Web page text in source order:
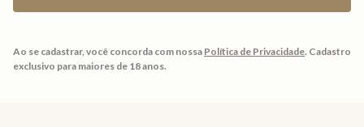
Ao se cadastrar, você concorda com nossa Política de Privacidade. Cadastro
exclusivo para maiores de 18 anos.